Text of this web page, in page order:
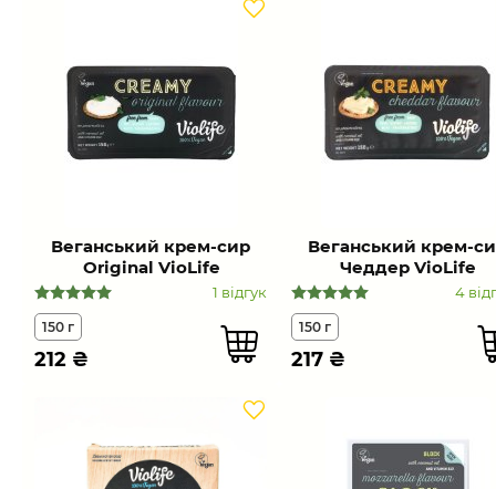
Веганський крем-сир
Original VioLife
1 відгук
150 г
212 ₴
Веганський крем-
Чеддер VioLife
4
150 г
217 ₴